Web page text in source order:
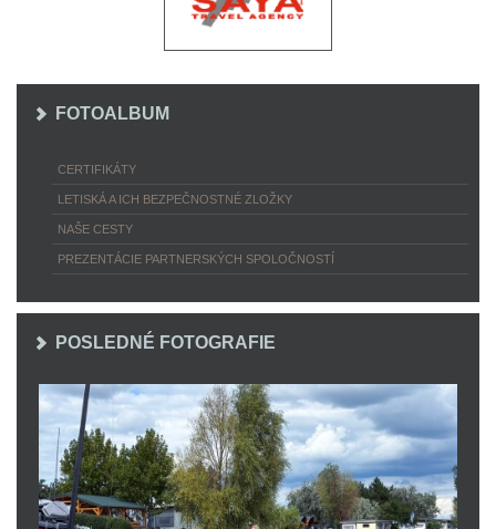
FOTOALBUM
CERTIFIKÁTY
LETISKÁ A ICH BEZPEČNOSTNÉ ZLOŽKY
NAŠE CESTY
PREZENTÁCIE PARTNERSKÝCH SPOLOČNOSTÍ
POSLEDNÉ FOTOGRAFIE